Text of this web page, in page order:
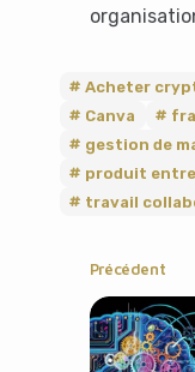
Acheter
Canva
gestion de
produit
travail
Précédent
It